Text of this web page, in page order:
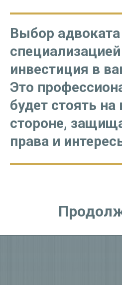
Выбор адвоката
инвестиция в
Это
будет стоять
стороне,
права и